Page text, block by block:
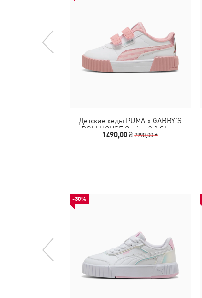
Детские кеды PUMA x GABBY'S
DOLLHOUSE Carina 3.0 Shoes
Toddlers
1490,00 ₴2990,00 ₴
-30%